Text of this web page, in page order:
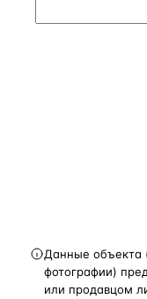
Данные объекта
фотографии)
или продавцом